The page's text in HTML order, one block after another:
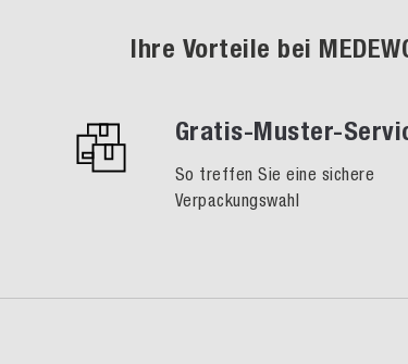
Ihre Vorteile bei
Gratis-Muster-
So treffen Sie eine sichere
Verpackungswahl